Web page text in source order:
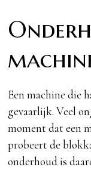
Een machine die
gevaarlijk. Veel
moment dat een
probeert de
onderhoud is